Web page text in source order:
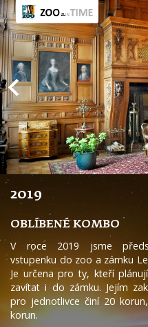
2019
OBLÍBENÉ KOMBO
V roce 2019 jsme
vstupenku do zoo a zámku
Je určena pro ty, kteří
zavítat i do zámku. Jejím
pro jednotlivce činí 20
korun.